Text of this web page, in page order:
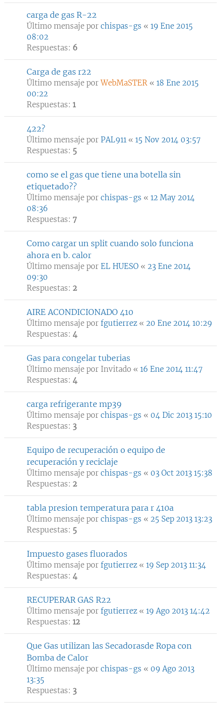
carga de gas R-22
Último mensaje por chispas-gs « 19 Ene 2015
08:02
Respuestas: 6
Carga de gas r22
Último mensaje porWebMaSTER « 18 Ene 2015
00:22
Respuestas: 1
422?
Último mensaje por PAL911« 15 Nov 2014 03:57
Respuestas: 5
como se el gas que tiene una botella sin
etiquetado??
Último mensaje por chispas-gs « 12 May 2014
08:36
Respuestas: 7
Como cargar un split cuando solo funciona
ahora en b. calor
Último mensaje por EL HUESO « 23 Ene 2014
09:30
Respuestas: 2
AIRE ACONDICIONADO 410
Último mensaje por fgutierrez « 20 Ene 2014 10:29
Respuestas: 4
Gas para congelar tuberias
Último mensaje por Invitado « 16 Ene 2014 11:47
Respuestas: 4
carga refrigerante mp39
Último mensaje por chispas-gs « 04 Dic 2013 15:10
Respuestas: 3
Equipo de recuperación o equipo de
recuperación y reciclaje
Último mensaje por chispas-gs « 03 Oct 2013 15:38
Respuestas: 2
tabla presion temperatura para r 410a
Último mensaje por chispas-gs « 25 Sep 2013 13:23
Respuestas: 5
Impuesto gases fluorados
Último mensaje por fgutierrez « 19 Sep 2013 11:34
Respuestas: 4
RECUPERAR GAS R22
Último mensaje por fgutierrez « 19 Ago 2013 14:42
Respuestas: 12
Que Gas utilizan las Secadorasde Ropa con
Bomba de Calor
Último mensaje por chispas-gs « 09 Ago 2013
13:35
Respuestas: 3